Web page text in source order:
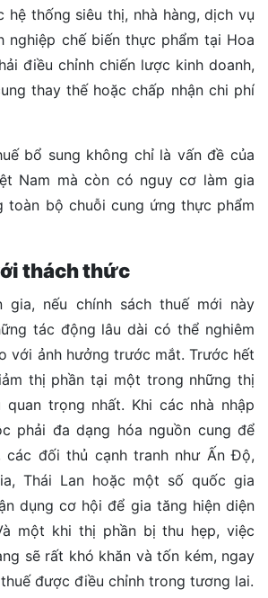
hệ thống siêu thị, nhà hàng, dịch vụ
nghiệp chế biến thực phẩm tại Hoa
điều chỉnh chiến lược kinh doanh,
thay thế hoặc chấp nhận chi phí
bổ sung không chỉ là vấn đề của
Nam mà còn có nguy cơ làm gia
toàn bộ chuỗi cung ứng thực phẩm
thách thức
gia, nếu chính sách thuế mới này
tác động lâu dài có thể nghiêm
với ảnh hưởng trước mắt. Trước hết
thị phần tại một trong những thị
trọng nhất. Khi các nhà nhập
phải đa dạng hóa nguồn cung để
các đối thủ cạnh tranh như Ấn Độ,
Thái Lan hoặc một số quốc gia
dụng cơ hội để gia tăng hiện diện
một khi thị phần bị thu hẹp, việc
sẽ rất khó khăn và tốn kém, ngay
được điều chỉnh trong tương lai.